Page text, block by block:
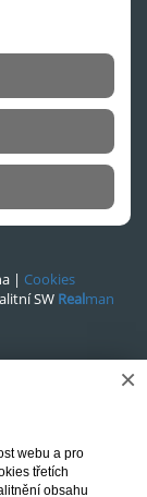
| Cookies
SW Realman
×
webu a pro
třetích
obsahu